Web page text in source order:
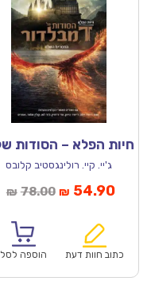
ג'יי. קיי. רולינגסטיב קלובס
₪ 78.00המחיר
₪78.00.
₪ 54.90
כתוב חוות דעת הוספה לסל